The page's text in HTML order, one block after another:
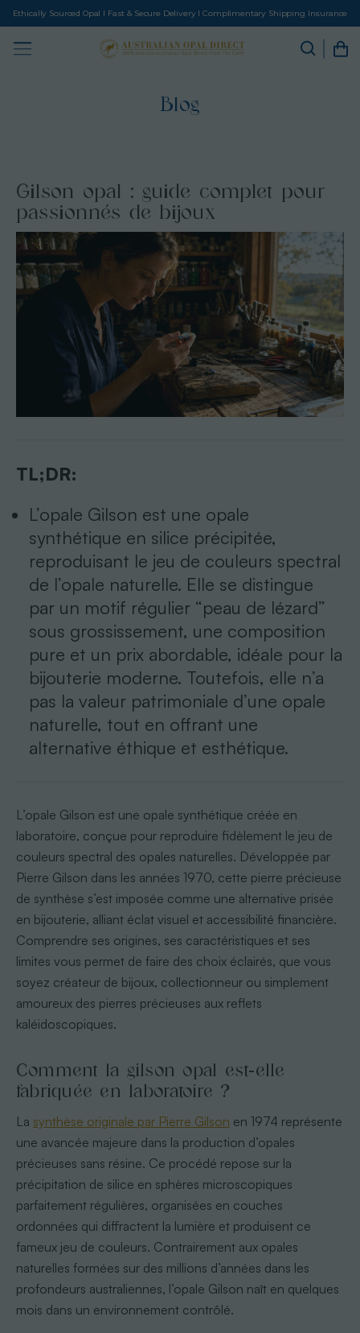
Ethically Sourced Opal I Fast & Secure Delivery I Complimentary Shipping Insurance
Blog
Gilson opal : guide complet pour
passionnés de bijoux
TL;DR:
L’opale Gilson est une opale
synthétique en silice précipitée,
reproduisant le jeu de couleurs spectral
de l’opale naturelle. Elle se distingue
par un motif régulier “peau de lézard”
sous grossissement, une composition
pure et un prix abordable, idéale pour la
bijouterie moderne. Toutefois, elle n’a
pas la valeur patrimoniale d’une opale
naturelle, tout en offrant une
alternative éthique et esthétique.
L’opale Gilson est une opale synthétique créée en
laboratoire, conçue pour reproduire fidèlement le jeu de
couleurs spectral des opales naturelles. Développée par
Pierre Gilson dans les années 1970, cette pierre précieuse
de synthèse s’est imposée comme une alternative prisée
en bijouterie, alliant éclat visuel et accessibilité financière.
Comprendre ses origines, ses caractéristiques et ses
limites vous permet de faire des choix éclairés, que vous
soyez créateur de bijoux, collectionneur ou simplement
amoureux des pierres précieuses aux reflets
kaléidoscopiques.
Comment la gilson opal est-elle
fabriquée en laboratoire ?
La synthèse originale par Pierre Gilson en 1974 représente
une avancée majeure dans la production d’opales
précieuses sans résine. Ce procédé repose sur la
précipitation de silice en sphères microscopiques
parfaitement régulières, organisées en couches
ordonnées qui diffractent la lumière et produisent ce
fameux jeu de couleurs. Contrairement aux opales
naturelles formées sur des millions d’années dans les
profondeurs australiennes, l’opale Gilson naît en quelques
mois dans un environnement contrôlé.